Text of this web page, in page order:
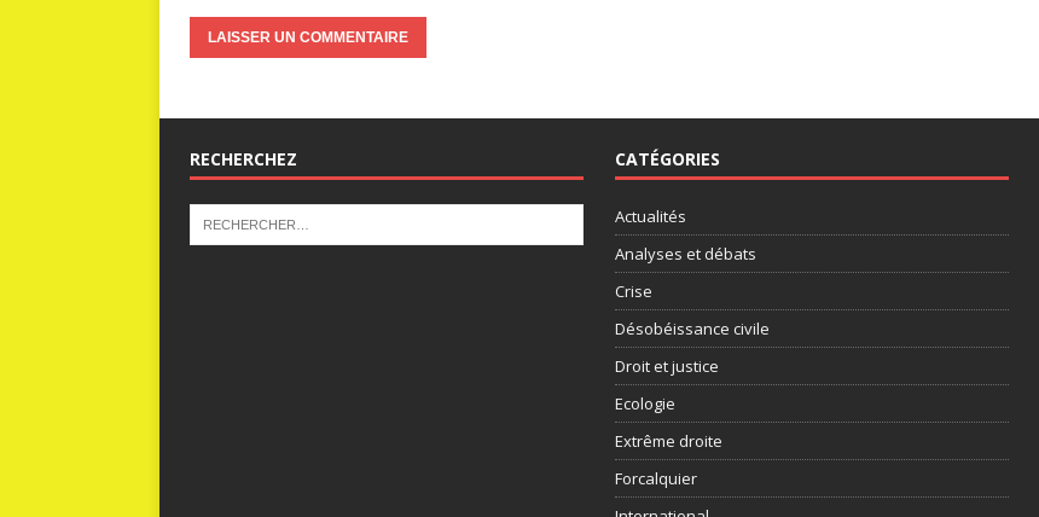
RECHERCHEZ CATÉGORIES
Actualités
Analyses et débats
Crise
Désobéissance civile
Droit et justice
Ecologie
Extrême droite
Forcalquier